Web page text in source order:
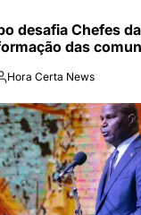
desafia Chefes
das
Hora Certa News